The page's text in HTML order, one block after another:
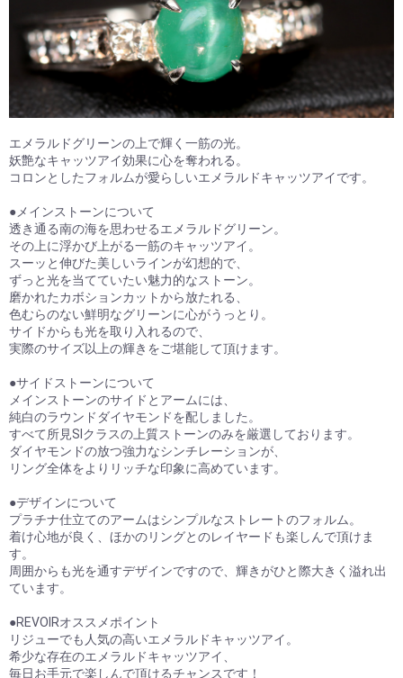
エメラルドグリーンの上で輝く一筋の光。
妖艶なキャッツアイ効果に心を奪われる。
コロンとしたフォルムが愛らしいエメラルドキャッツアイです。
●メインストーンについて
透き通る南の海を思わせるエメラルドグリーン。
その上に浮かび上がる一筋のキャッツアイ。
スーッと伸びた美しいラインが幻想的で、
ずっと光を当てていたい魅力的なストーン。
磨かれたカボションカットから放たれる、
色むらのない鮮明なグリーンに心がうっとり。
サイドからも光を取り入れるので、
実際のサイズ以上の輝きをご堪能して頂けます。
●サイドストーンについて
メインストーンのサイドとアームには、
純白のラウンドダイヤモンドを配しました。
すべて所見SIクラスの上質ストーンのみを厳選しております。
ダイヤモンドの放つ強力なシンチレーションが、
リング全体をよりリッチな印象に高めています。
●デザインについて
プラチナ仕立てのアームはシンプルなストレートのフォルム。
着け心地が良く、ほかのリングとのレイヤードも楽しんで頂けま
す。
周囲からも光を通すデザインですので、輝きがひと際大きく溢れ出
ています。
●REVOIRオススメポイント
リジューでも人気の高いエメラルドキャッツアイ。
希少な存在のエメラルドキャッツアイ、
毎日お手元で楽しんで頂けるチャンスです！